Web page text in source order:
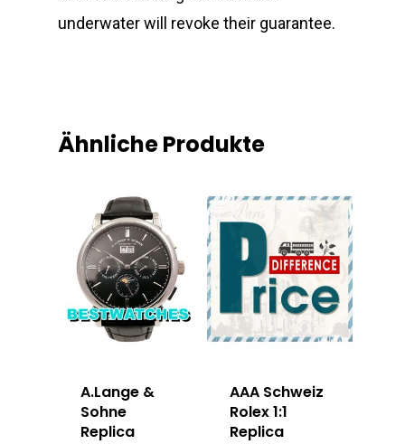
underwater will revoke their guarantee.
Ähnliche Produkte
A.Lange &
Sohne
Replica
AAA Schweiz
Rolex 1:1
Replica